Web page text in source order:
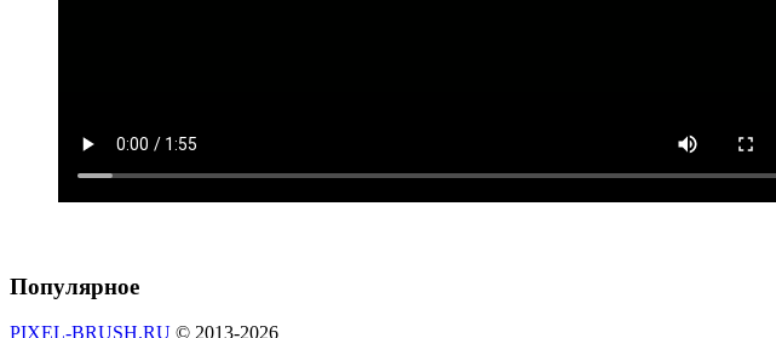
Популярное
PIXEL-BRUSH.RU © 2013-2026